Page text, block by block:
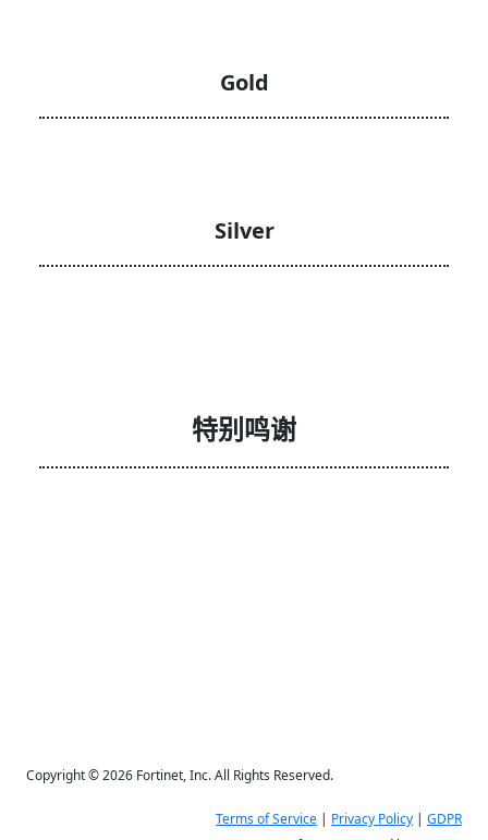
Gold
Silver
特别鸣谢
Copyright © 2026 Fortinet, Inc. All Rights Reserved.
Terms of Service | Privacy Policy | GDPR